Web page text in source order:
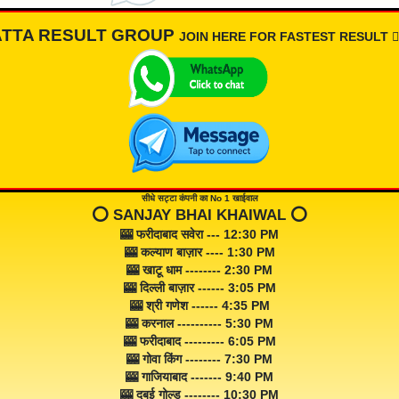
RESULT GROUP JOIN HERE FOR FASTEST RESULT
सीधे सट्टा कंपनी का No 1 खाईवाल
⭕️ SANJAY BHAI KHAIWAL ⭕️
🎰 फरीदाबाद सवेरा --- 12:30 PM
🎰 कल्याण बाज़ार ---- 1:30 PM
🎰 खाटू धाम -------- 2:30 PM
🎰 दिल्ली बाज़ार ------ 3:05 PM
🎰 श्री गणेश ------ 4:35 PM
🎰 करनाल ---------- 5:30 PM
🎰 फरीदाबाद --------- 6:05 PM
🎰 गोवा किंग -------- 7:30 PM
🎰 गाजियाबाद ------- 9:40 PM
🎰 दुबई गोल्ड -------- 10:30 PM